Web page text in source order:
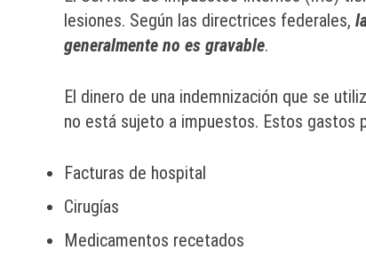
lesiones. Según las directrices federales,
generalmente no es gravable.
El dinero de una indemnización que se
no está sujeto a impuestos. Estos gastos
Facturas de hospital
Cirugías
Medicamentos recetados